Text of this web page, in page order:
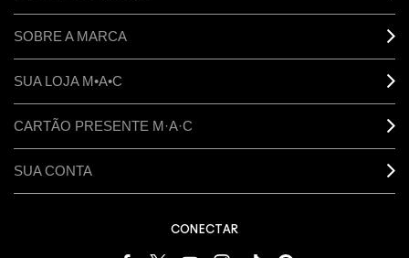
SOBRE A MARCA
SUA LOJA M•A•C
CARTÃO PRESENTE M·A·C
SUA CONTA
CONECTAR